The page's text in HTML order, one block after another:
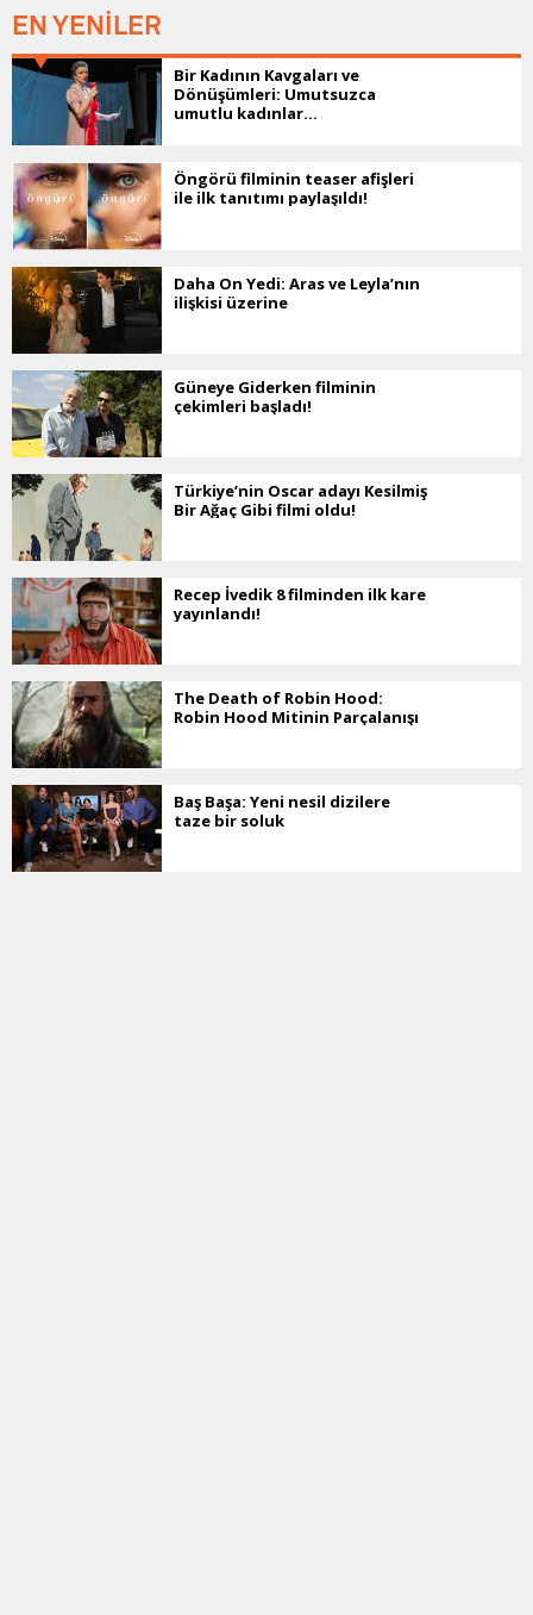
EN YENİLER
Bir Kadının Kavgaları ve
Dönüşümleri: Umutsuzca
umutlu kadınlar...
Öngörü filminin teaser afişleri
ile ilk tanıtımı paylaşıldı!
Daha On Yedi: Aras ve Leyla’nın
ilişkisi üzerine
Güneye Giderken filminin
çekimleri başladı!
Türkiye’nin Oscar adayı Kesilmiş
Bir Ağaç Gibi filmi oldu!
Recep İvedik 8 filminden ilk kare
yayınlandı!
The Death of Robin Hood:
Robin Hood Mitinin Parçalanışı
Baş Başa: Yeni nesil dizilere
taze bir soluk